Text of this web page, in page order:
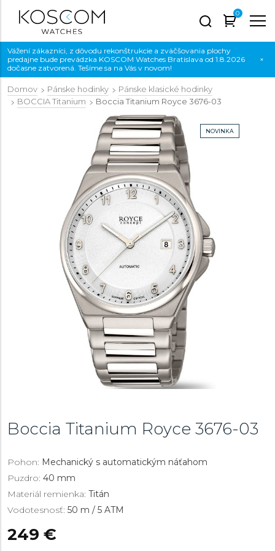
0
Vážení zákazníci, z dôvodu rekonštrukcie a zväčšovania plochy
predajne bude prevádzka KOSCOM Watches Bratislava od 1.8.2026
dočasne zatvorená. Tešíme sa na Vás v novom!
×
Domov Pánske hodinky
Pánske klasické hodinky
BOCCIA Titanium
Boccia Titanium Royce 3676-03
NOVINKA
Boccia Titanium Royce 3676-03
Pohon: Mechanický s automatickým náťahom
Puzdro: 40 mm
Materiál remienka: Titán
Vodotesnosť: 50 m / 5 ATM
249 €